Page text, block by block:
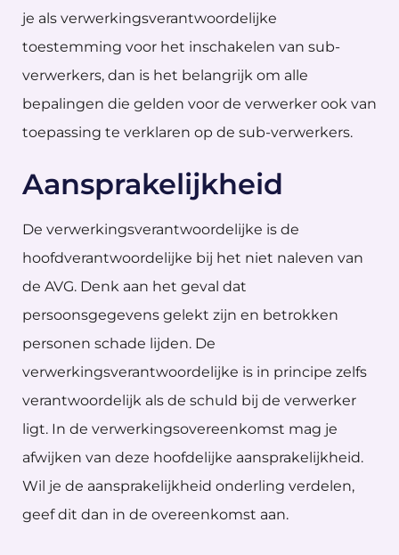
je als verwerkingsverantwoordelijke
toestemming voor het inschakelen van sub-
verwerkers, dan is het belangrijk om alle
bepalingen die gelden voor de verwerker ook van
toepassing te verklaren op de sub-verwerkers.
Aansprakelijkheid
De verwerkingsverantwoordelijke is de
hoofdverantwoordelijke bij het niet naleven van
de AVG. Denk aan het geval dat
persoonsgegevens gelekt zijn en betrokken
personen schade lijden. De
verwerkingsverantwoordelijke is in principe zelfs
verantwoordelijk als de schuld bij de verwerker
ligt. In de verwerkingsovereenkomst mag je
afwijken van deze hoofdelijke aansprakelijkheid.
Wil je de aansprakelijkheid onderling verdelen,
geef dit dan in de overeenkomst aan.